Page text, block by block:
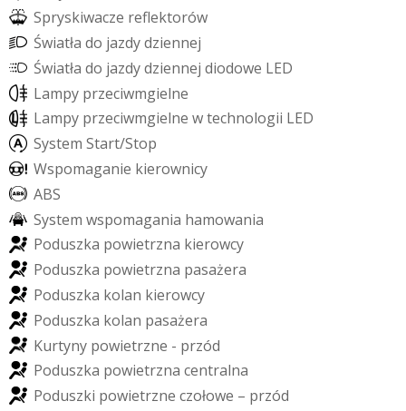
Spryskiwacze refektorów
Światła do jazdydziennej
Światła do jazdydziennej diodowe LED
Lampy przeciwmgielne
Lampy przeciwmgielne wtechnologii LED
System Start/Stop
Wspomaganie kierownicy
ABS
System wspomagania hamowania
Poduszka powietrzna kierowcy
Poduszka powietrzna pasażera
Poduszka kolan kierowcy
Poduszka kolan pasażera
Kurtyny powietrzne - przód
Poduszka powietrzna centralna
Poduszki powietrzne czołowe – przód